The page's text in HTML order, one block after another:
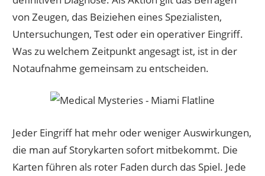
von Zeugen, das Beiziehen eines Spezialisten,
Untersuchungen, Test oder ein operativer Eingriff.
Was zu welchem Zeitpunkt angesagt ist, ist in der
Notaufnahme gemeinsam zu entscheiden.
Jeder Eingriff hat mehr oder weniger Auswirkungen,
die man auf Storykarten sofort mitbekommt. Die
Karten führen als roter Faden durch das Spiel. Jede